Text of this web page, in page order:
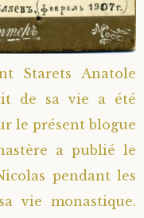
(Agapov)
Starets Anatole
de sa vie a été
le présent blogue
a publié le
pendant les
vie monastique.